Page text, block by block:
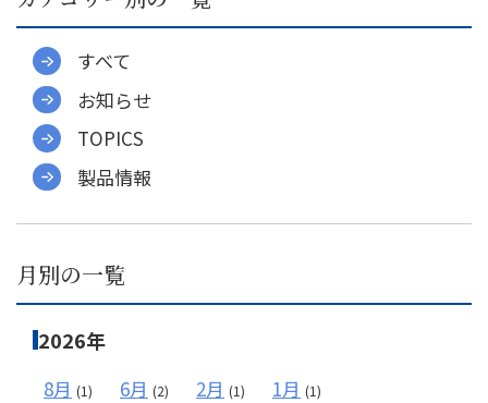
会社沿革
事業所一覧
関連会社
環境への取り組み
CSR
プライバシーポリシー
メールフォーム
すべて
お知らせ
TOPICS
製品情報
月別の一覧
2026年
8月 (1) 6月 (2) 2月 (1) 1月 (1)